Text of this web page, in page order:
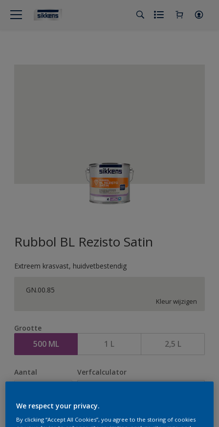
Rubbol BL Rezisto Satin
Extreem krasvast, huidvetbestendig
GN.00.85
Kleur wijzigen
Grootte
500 ML 1 L 2,5 L
Aantal Verfcalculator
We respect your privacy.
By clicking “Accept All Cookies”, you agree to the storing of cookies